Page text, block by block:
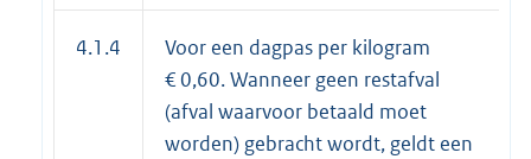
4.1.4
Voor een dagpas per kilogram
€ 0,60. Wanneer geen restafval
(afval waarvoor betaald moet
worden) gebracht wordt, geldt een